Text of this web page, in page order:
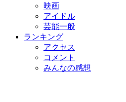
映画
アイドル
芸能一般
ランキング
アクセス
コメント
みんなの感想